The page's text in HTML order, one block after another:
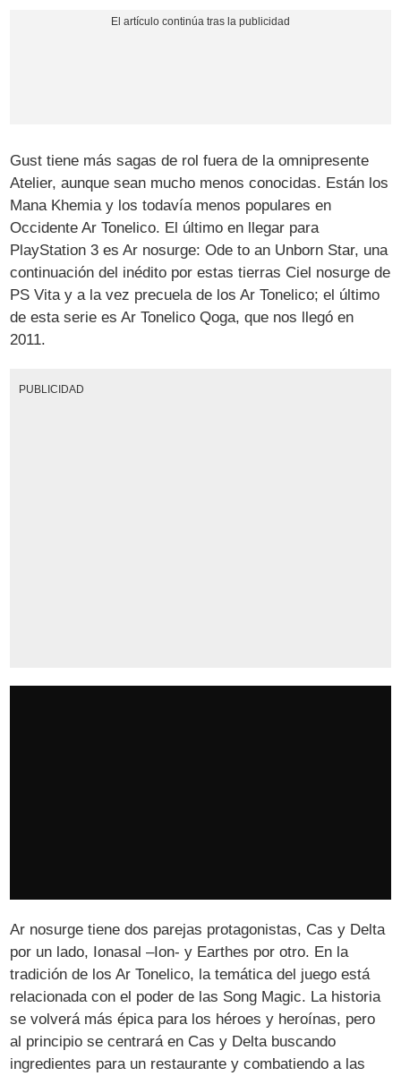
Gust tiene más sagas de rol fuera de la omnipresente
Atelier, aunque sean mucho menos conocidas. Están los
Mana Khemia y los todavía menos populares en
Occidente Ar Tonelico. El último en llegar para
PlayStation 3 es Ar nosurge: Ode to an Unborn Star, una
continuación del inédito por estas tierras Ciel nosurge de
PS Vita y a la vez precuela de los Ar Tonelico; el último
de esta serie es Ar Tonelico Qoga, que nos llegó en
2011.
PUBLICIDAD
Ar nosurge tiene dos parejas protagonistas, Cas y Delta
por un lado, Ionasal –Ion- y Earthes por otro. En la
tradición de los Ar Tonelico, la temática del juego está
relacionada con el poder de las Song Magic. La historia
se volverá más épica para los héroes y heroínas, pero
al principio se centrará en Cas y Delta buscando
ingredientes para un restaurante y combatiendo a las